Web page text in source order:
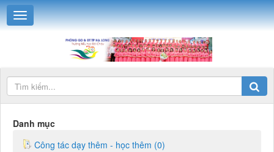
Danh mục
Công tác dạy thêm - học thêm (0)